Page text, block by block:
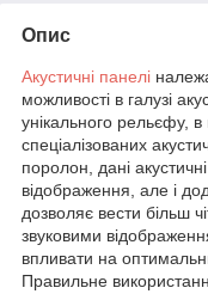
Опис
Акустичні панелі
можливості в галузі
унікального рельєфу,
спеціалізованих
поролон, дані
відображення, але і
дозволяє вести більш
звуковими
впливати на
Правильне